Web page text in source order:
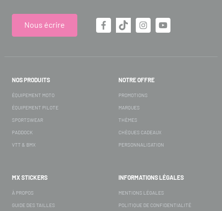
Nous écrire
NOS PRODUITS
ÉQUIPEMENT MOTO
ÉQUIPEMENT PILOTE
SPORTSWEAR
PADDOCK
VTT & BMX
NOTRE OFFRE
PROMOTIONS
MARQUES
THÈMES
CHÈQUES CADEAUX
PERSONNALISATION
MX STICKERS
À PROPOS
GUIDE DES TAILLES
INFORMATIONS LÉGALES
MENTIONS LÉGALES
POLITIQUE DE CONFIDENTIALITÉ